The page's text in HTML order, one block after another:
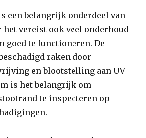
een belangrijk onderdeel van
het vereist ook veel onderhoud
goed te functioneren. De
raken door
en blootstelling aan UV-
is het belangrijk om
te inspecteren op